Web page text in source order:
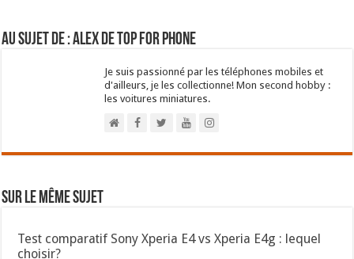
Au sujet de : Alex de Top For Phone
Je suis passionné par les téléphones mobiles et
d'ailleurs, je les collectionne! Mon second hobby :
les voitures miniatures.
Sur le même sujet
Test comparatif Sony Xperia E4 vs Xperia E4g : lequel
choisir?